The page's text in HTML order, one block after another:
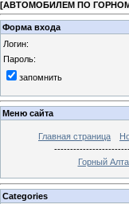
[АВТОМОБИЛЕМ ПО
Форма входа
Логин:
Пароль:
запомнить
Меню сайта
Главная страница
Горный
Categories